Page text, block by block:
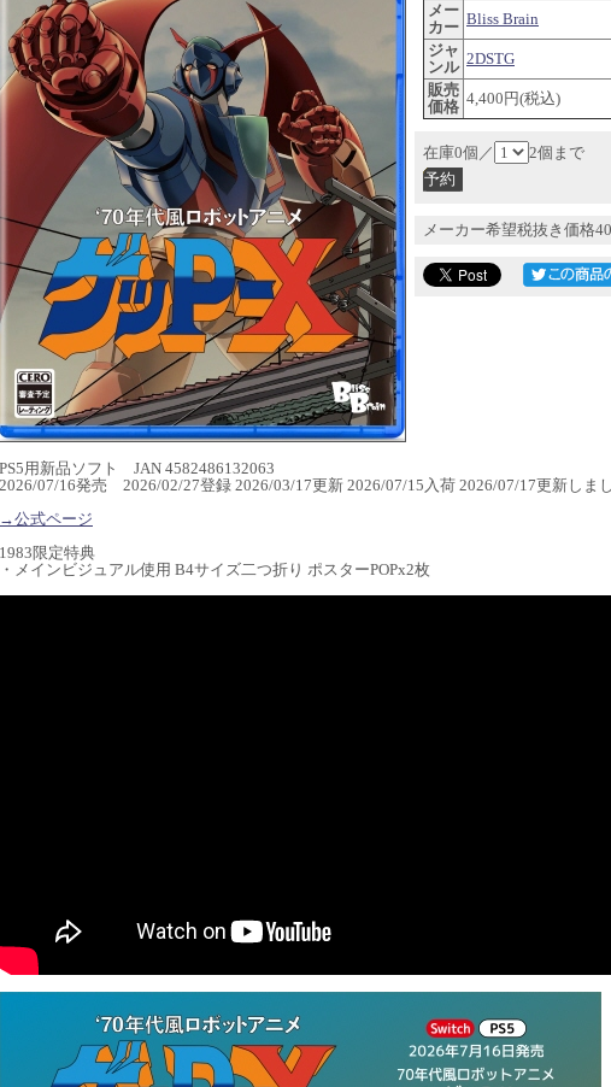
メー
カー Bliss Brain
ジャ
ンル 2DSTG
販売
価格 4,400円(税込)
在庫0個／ 2個まで
メーカー希望税抜き価格
PS5用新品ソフト JAN 4582486132063
2026/07/16発売 2026/02/27登録 2026/03/17更新 2026/07/15入荷 2026/07/17更新しま
→公式ページ
1983限定特典
・メインビジュアル使用 B4サイズ二つ折り ポスターPOPx2枚